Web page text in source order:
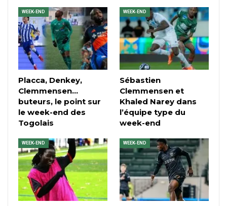
WEEK-END
Placca, Denkey,
Clemmensen…
buteurs, le point sur
le week-end des
Togolais
WEEK-END
Sébastien
Clemmensen et
Khaled Narey dans
l’équipe type du
week-end
WEEK-END WEEK-END